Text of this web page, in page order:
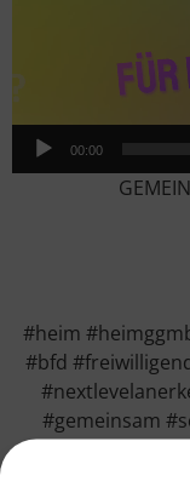
00:00
#heim
#bfd
#gemeinsam